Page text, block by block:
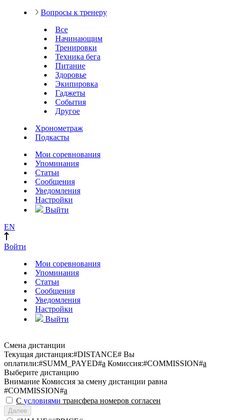
Вопросы к тренеру
Все
Начинающим
Тренировки
Техника бега
Питание
Здоровье
Экипировка
Гаджеты
События
Другое
Хронометраж
Подкасты
Мои соревнования
Упоминания
Статьи
Сообщения
Уведомления
Настройки
Выйти
EN
Войти
Мои соревнования
Упоминания
Статьи
Сообщения
Уведомления
Настройки
Выйти
Смена дистанции
Текущая дистанция:#DISTANCE# Вы
оплатили:#SUMM_PAYED#a Комиссия:#COMMISSION#a
Выберите дистанцию
Внимание Комиссия за смену дистанции равна
#COMMISSION#a
С условиями трансфера номеров согласен
Далее